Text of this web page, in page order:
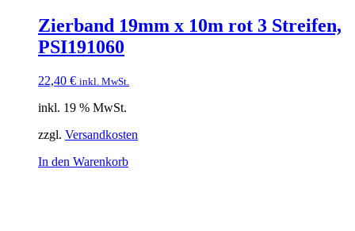
Zierband 19mm x 10m rot 3 Streifen,
PSI191060
22,40 € inkl. MwSt.
inkl. 19 % MwSt.
zzgl. Versandkosten
In den Warenkorb